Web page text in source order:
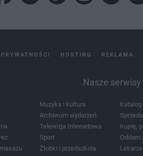
HOSTING REKLAMA
Nasze serwisy
Muzyka i kultura
Archiwum wydarzeń
Telewizja Internetowa
Sport
Żłobki i przedszkola
Kupię,
Oddam